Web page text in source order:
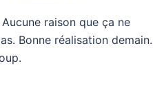
raison que ça ne
Bonne réalisation demain.